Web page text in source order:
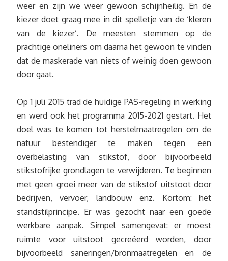
weer en zijn we weer gewoon schijnheilig. En de
kiezer doet graag mee in dit spelletje van de ‘kleren
van de kiezer’. De meesten stemmen op de
prachtige oneliners om daarna het gewoon te vinden
dat de maskerade van niets of weinig doen gewoon
door gaat.
Op 1 juli 2015 trad de huidige PAS-regeling in werking
en werd ook het programma 2015-2021 gestart. Het
doel was te komen tot herstelmaatregelen om de
natuur bestendiger te maken tegen een
overbelasting van stikstof, door bijvoorbeeld
stikstofrijke grondlagen te verwijderen. Te beginnen
met geen groei meer van de stikstof uitstoot door
bedrijven, vervoer, landbouw enz. Kortom: het
standstilprincipe. Er was gezocht naar een goede
werkbare aanpak. Simpel samengevat: er moest
ruimte voor uitstoot gecreëerd worden, door
bijvoorbeeld saneringen/bronmaatregelen en de